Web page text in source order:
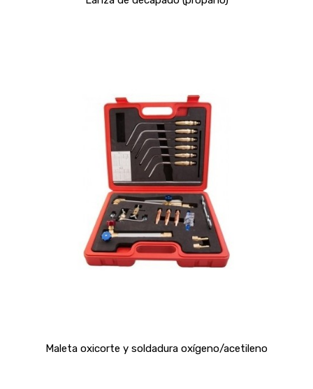
Maleta oxicorte y soldadura oxígeno/acetileno